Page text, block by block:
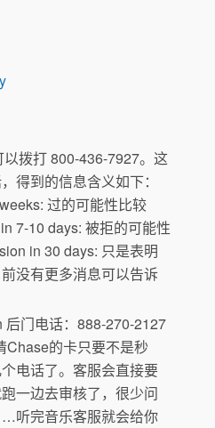
拨打 800-436-7927。这
得到的信息含义如下：
过的可能性比较
7-10 days: 被拒的可能性
in 30 days: 只是表明
没有更多消息可以告诉
门电话：888-270-2127
Chase的卡只要不是秒
电话了。客服会直接要
一边去审核了，很少问
听完音乐客服就会给你